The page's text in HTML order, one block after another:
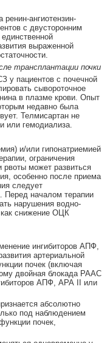
ангиотензин-
с двусторонним
выраженной
трансплантации почки
у пациентов с почечной
сывороточное
в плазме крови. Опыт
недавно была
Телмисартан не
или гемодиализа.
и/или гипонатриемией
ограничения
рвоты может развиться
особенно после приема
следует
Перед началом терапии
нарушения водно-
как снижение ОЦК
ингибиторов АПФ,
артериальной
почек (включая
двойная блокада РААС
АПФ, АРА II или
абсолютно
под наблюдением
почек,